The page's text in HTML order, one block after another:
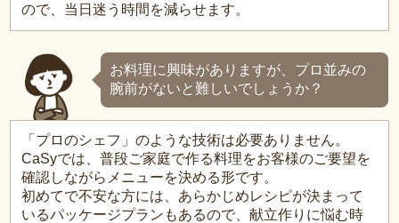
ので、当日迷う時間を減らせます。
お料理に興味がありますが、プロ並みの
腕前がないと難しいでしょうか？
「プロのシェフ」のような技術は必要ありません。
CaSyでは、普段ご家庭で作る料理をお客様のご要望を
確認しながらメニューを決める形です。
初めてで不安な方には、あらかじめレシピが決まって
いるパッケージプランもあるので、献立作りに悩む時